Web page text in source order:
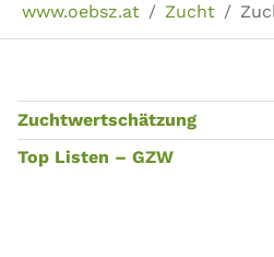
www.oebsz.at Zucht
Zuchtwertschätzung
Top Listen – GZW